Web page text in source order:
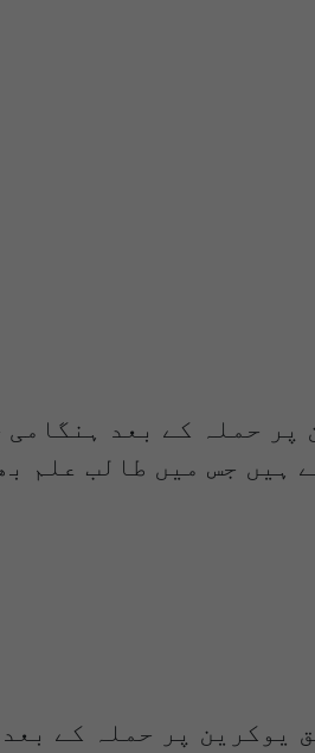
پر حملہ کے بعد
ہیں جس میں طالب علم
یوکرین پر حملہ کے